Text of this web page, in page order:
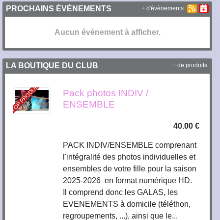
PROCHAINS ÉVÉNEMENTS
Aucun évènement à afficher.
+ d'évènements
LA BOUTIQUE DU CLUB
TOP PRODUIT
Pack photos INDIV /
ENSEMBLE
40.00 €
PACK INDIV/ENSEMBLE comprenant
l'intégralité des photos individuelles et
ensembles de votre fille pour la saison
2025-2026 en format numérique HD.
Il comprend donc les GALAS, les
EVENEMENTS à domicile (téléthon,
regroupements, ...), ainsi que le...
+ de produits